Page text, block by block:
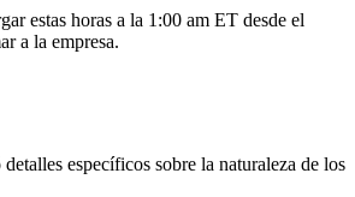
estas horas a la 1:00 am ET desde el
a la empresa.
específicos sobre la naturaleza de los